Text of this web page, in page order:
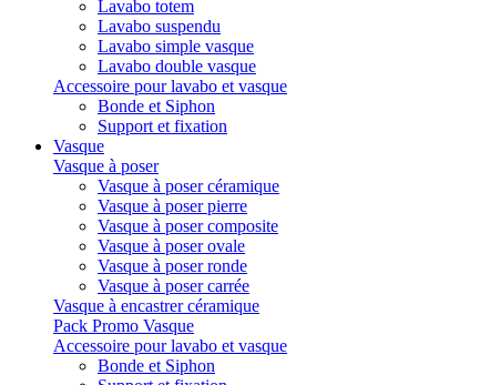
Lavabo totem
Lavabo suspendu
Lavabo simple vasque
Lavabo double vasque
Accessoire pour lavabo et vasque
Bonde et Siphon
Support et fixation
Vasque
Vasque à poser
Vasque à poser céramique
Vasque à poser pierre
Vasque à poser composite
Vasque à poser ovale
Vasque à poser ronde
Vasque à poser carrée
Vasque à encastrer céramique
Pack Promo Vasque
Accessoire pour lavabo et vasque
Bonde et Siphon